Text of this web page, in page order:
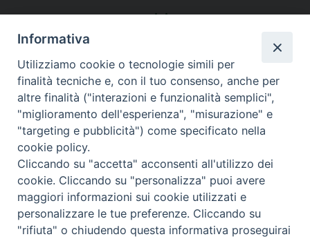
seguici su
Informativa
Utilizziamo cookie o tecnologie simili per
finalità tecniche e, con il tuo consenso, anche per
altre finalità ("interazioni e funzionalità semplici",
"miglioramento dell'esperienza", "misurazione" e
"targeting e pubblicità") come specificato nella
cookie policy.
Cliccando su "accetta" acconsenti all'utilizzo dei
cookie. Cliccando su "personalizza" puoi avere
maggiori informazioni sui cookie utilizzati e
personalizzare le tue preferenze. Cliccando su
"rifiuta" o chiudendo questa informativa proseguirai